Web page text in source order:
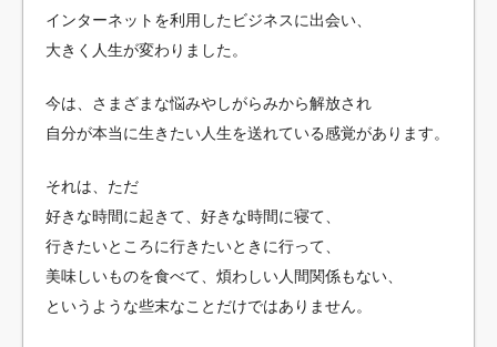
インターネットを利用したビジネスに出会い、
大きく人生が変わりました。
今は、さまざまな悩みやしがらみから解放され
自分が本当に生きたい人生を送れている感覚があります。
それは、ただ
好きな時間に起きて、好きな時間に寝て、
行きたいところに行きたいときに行って、
美味しいものを食べて、煩わしい人間関係もない、
というような些末なことだけではありません。